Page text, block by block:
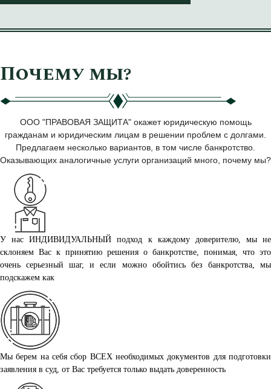
Почему мы?
ООО "ПРАВОВАЯ ЗАЩИТА" окажет юридическую помощь
гражданам и юридическим лицам в решении проблем с долгами.
Предлагаем несколько вариантов, в том числе банкротство.
Оказывающих аналогичные услуги организаций много, почему мы?
У нас ИНДИВИДУАЛЬНЫЙ подход к каждому доверителю, мы не
склоняем Вас к принятию решения о банкротстве, понимая, что это
очень серьезный шаг, и если можно обойтись без банкротства, мы
подскажем как
Мы берем на себя сбор ВСЕХ необходимых документов для подготовки
заявления в суд, от Вас требуется только выдать доверенность